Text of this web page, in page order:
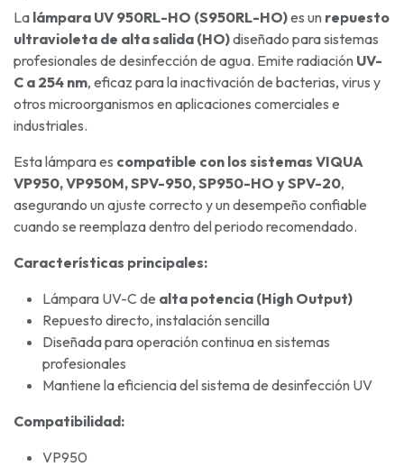
La lámpara UV 950RL-HO (S950RL-HO)es un repuesto
ultravioleta de alta salida (HO)diseñado para sistemas
profesionales de desinfección de agua. Emite radiación UV-
C a 254 nm, eficaz para la inactivación de bacterias, virus y
otros microorganismos en aplicaciones comerciales e
industriales.
Esta lámpara es compatible con los sistemas VIQUA
VP950, VP950M, SPV-950, SP950-HO y SPV-20,
asegurando un ajuste correcto y un desempeño confiable
cuando se reemplaza dentro del periodo recomendado.
Características principales:
Lámpara UV-C de alta potencia (High Output)
Repuesto directo, instalación sencilla
Diseñada para operación continua en sistemas
profesionales
Mantiene la eficiencia del sistema de desinfección UV
Compatibilidad:
VP950